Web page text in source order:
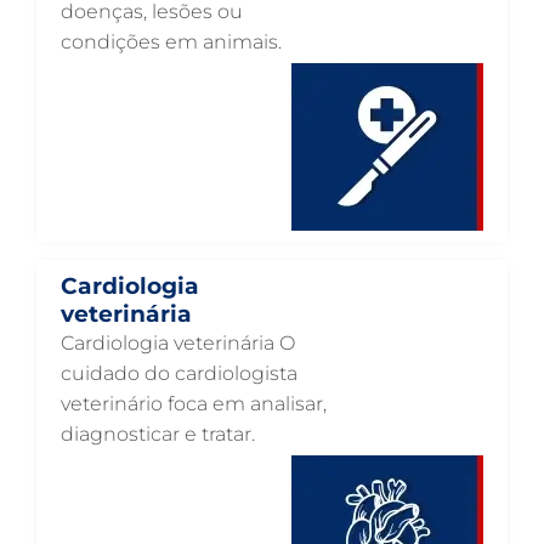
CARDIOLOGISTA VETERINÁRIO EM GUARULHOS
CARDIOLOGIA VETERINÁRIA EM GUARULHOS
ATENDIMENTO VETERINÁRIO EM GUARULHOS
ANESTESIOLOGIA VETERINÁRIA EM GUARULHOS
ACUPUNTURA VETERINÁRIA EM GUARULHOS
VETERINÁRIO PARA GATOS
VETERINÁRIO PARA CACHORROS
VETERINÁRIO DE ANIMAIS SILVESTRES
VETERINÁRIO URGENTE
doenças, lesões ou
condições em animais.
Cardiologia
veterinária
Cardiologia veterinária O
cuidado do cardiologista
veterinário foca em analisar,
diagnosticar e tratar.